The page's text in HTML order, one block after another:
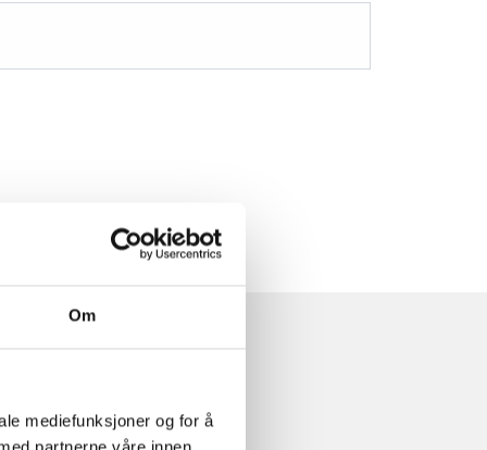
Om
mediefunksjoner og for å